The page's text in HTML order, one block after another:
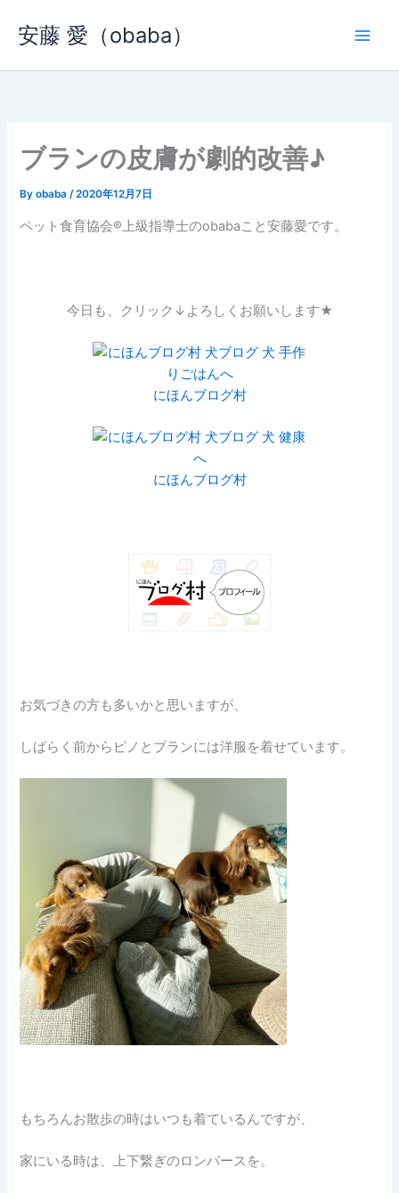
ス
安藤 愛（obaba）
ブランの皮膚が劇的改善♪
Byobaba/2020年12月7日
ペット食育協会®︎上級指導士のobabaこと安藤愛です。
今日も、クリック↓よろしくお願いします★
にほんブログ村
にほんブログ村
お気づきの方も多いかと思いますが、
しばらく前からピノとブランには洋服を着せています。
もちろんお散歩の時はいつも着ているんですが、
家にいる時は、上下繋ぎのロンパースを。